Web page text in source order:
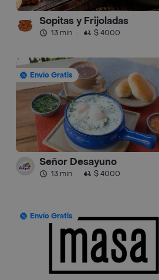
Sopitas y Frijoladas
13 min · $ 4000
Envío Gratis
Señor Desayuno
13 min · $ 4000
Envío Gratis